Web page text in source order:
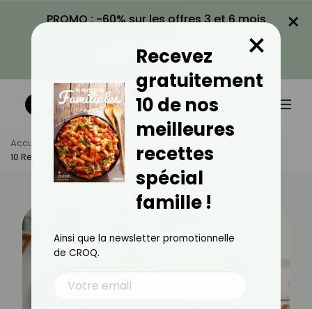
PROMO : -60% sur les offres 3 et 6 mois
VOIR LA PROMO
×
Accueil Actus
Recettes
10 Recettes D’été Pour Famille Nombreuse
Recevez
gratuitement
10 de nos
meilleures
recettes
spécial
famille !
×
Ainsi que la newsletter promotionnelle
de CROQ.